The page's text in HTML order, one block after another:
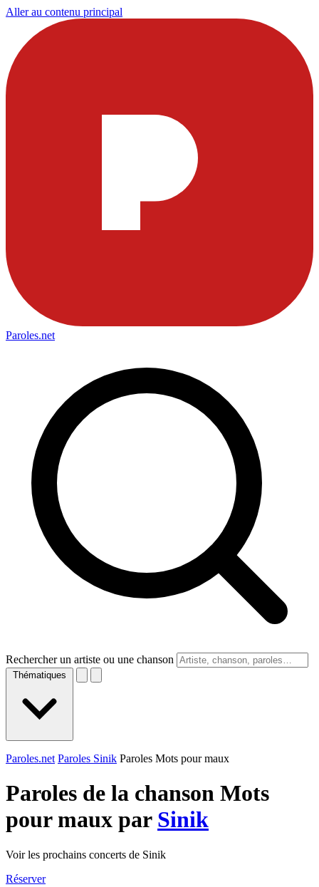
Aller au contenu principal
Paroles.net
Rechercher un artiste ou une chanson
Thématiques
Paroles.net Paroles Sinik Paroles Mots pour maux
Paroles de la chanson Mots
pour maux par Sinik
Voir les prochains concerts de Sinik
Réserver